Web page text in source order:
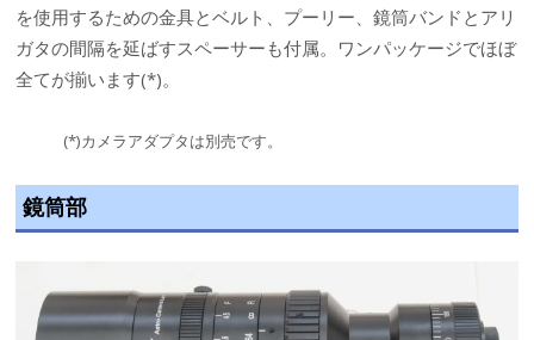
を使用するための金具とベルト、プーリー、鏡筒バンドとアリ
ガタの間隔を延ばすスペーサーも付属。ワンパッケージでほぼ
全てが揃います(*)。
(*)カメラアダプタは別売です。
鏡筒部